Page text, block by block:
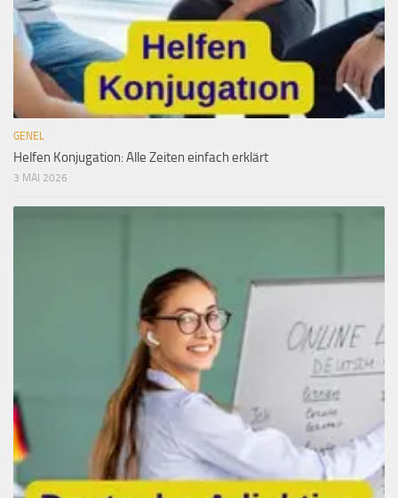
GENEL
Helfen Konjugation: Alle Zeiten einfach erklärt
3 MAI 2026